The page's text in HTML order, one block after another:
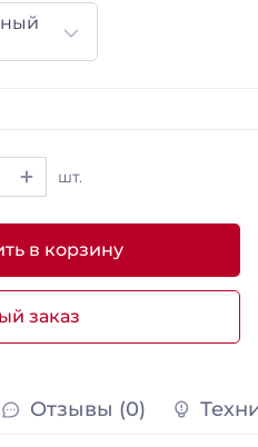
шт.
заказ
в корзину
Отзывы (0)